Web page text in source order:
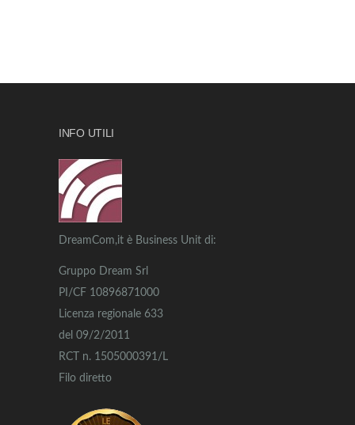
INFO UTILI
DreamCom,it è Business Unit di:
Gruppo Dream Srl
PI/CF 10896871000
Licenza regionale 633
del 09/2/2011
RCT n. 1505000391/L
Filo diretto